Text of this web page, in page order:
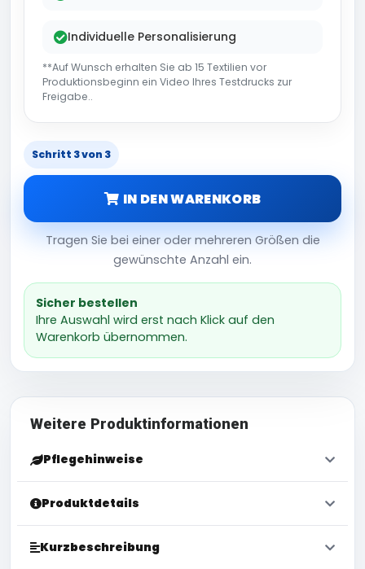
Individuelle Personalisierung
**Auf Wunsch erhalten Sie ab 15 Textilien vor
Produktionsbeginn ein Video Ihres Testdrucks zur
Freigabe..
Schritt 3 von 3
IN DEN WARENKORB
Tragen Sie bei einer oder mehreren Größen die
gewünschte Anzahl ein.
Sicher bestellen
Ihre Auswahl wird erst nach Klick auf den
Warenkorb übernommen.
Weitere Produktinformationen
Pflegehinweise
Produktdetails
Kurzbeschreibung